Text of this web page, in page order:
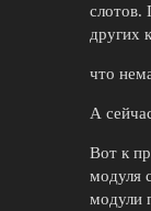
слотов.
других
что
А
Вот к
модуля
модули